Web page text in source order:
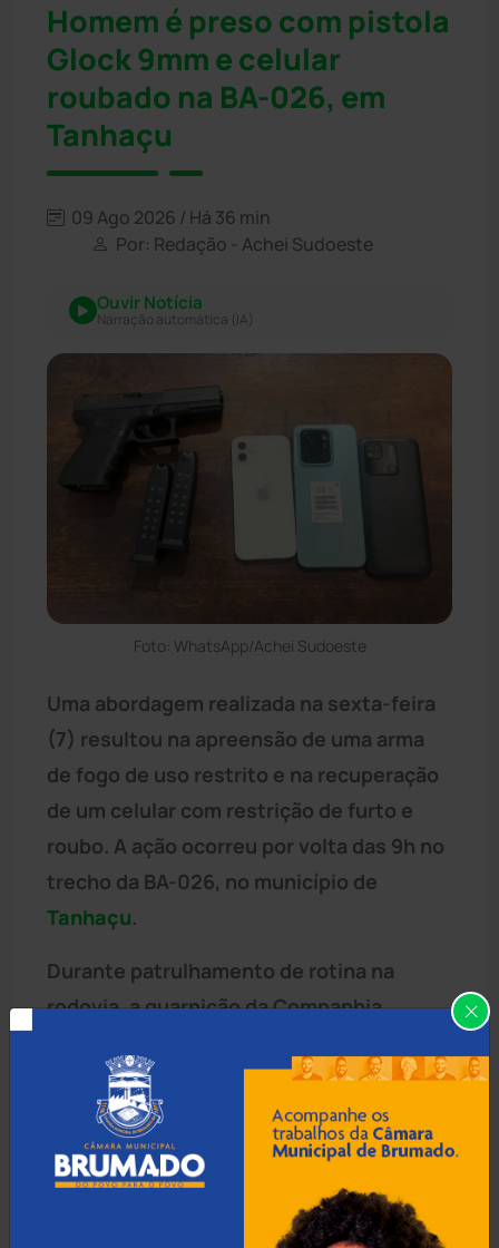
Homem é preso com pistola
Glock 9mm e celular
roubado na BA-026, em
Tanhaçu
09 Ago 2026 / Há 36 min
Por: Redação - Achei Sudoeste
Ouvir Notícia
Narração automática (IA)
Foto: WhatsApp/Achei Sudoeste
Uma abordagem realizada na sexta-feira
(7) resultou na apreensão de uma arma
de fogo de uso restrito e na recuperação
de um celular com restrição de furto e
roubo. A ação ocorreu por volta das 9h no
trecho da BA-026, no município de
Tanhaçu.
Durante patrulhamento de rotina na
rodovia, a guarnição da Companhia
Rodoviário (CIPRV) deu ordem de parada
a um veículo Honda HR-V azul, com placas
de São Bernardo do Campo (SP). A
atitude do condutor levou os agentes a
realizarem uma fiscalização detalhada no